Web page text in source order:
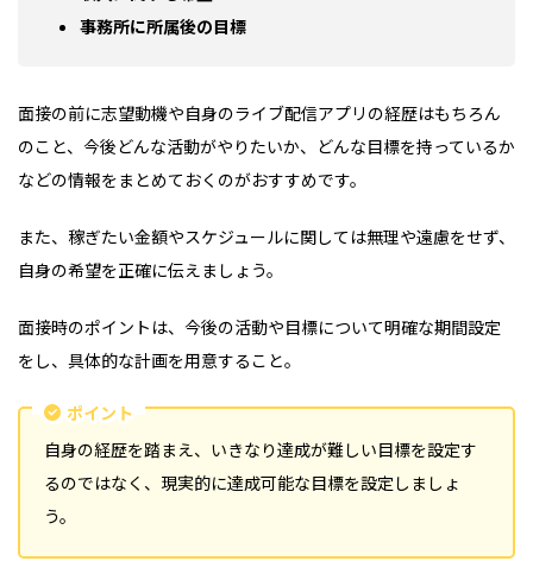
事務所に所属後の目標
面接の前に志望動機や自身のライブ配信アプリの経歴はもちろん
のこと、今後どんな活動がやりたいか、どんな目標を持っているか
などの情報をまとめておくのがおすすめです。
また、稼ぎたい金額やスケジュールに関しては無理や遠慮をせず、
自身の希望を正確に伝えましょう。
面接時のポイントは、今後の活動や目標について明確な期間設定
をし、具体的な計画を用意すること。
ポイント
自身の経歴を踏まえ、いきなり達成が難しい目標を設定す
るのではなく、現実的に達成可能な目標を設定しましょ
う。